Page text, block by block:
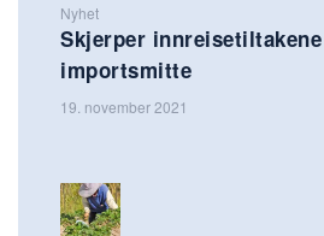
Nyhet
Skjerper
importsmitte
19. november 2021